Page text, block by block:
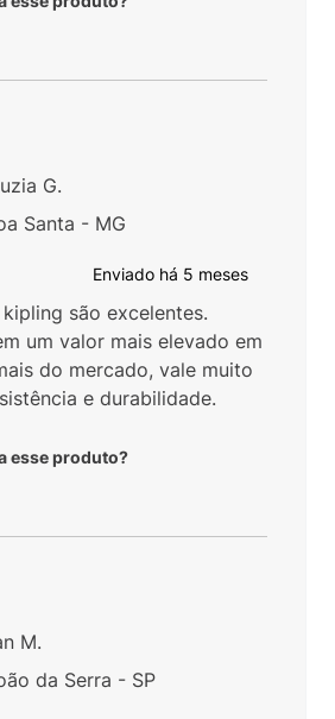
Enviado há 5 meses
são excelentes.
um valor mais elevado em
do mercado, vale muito
e durabilidade.
esse produto?
G.
Santa - MG
M.
da Serra - SP